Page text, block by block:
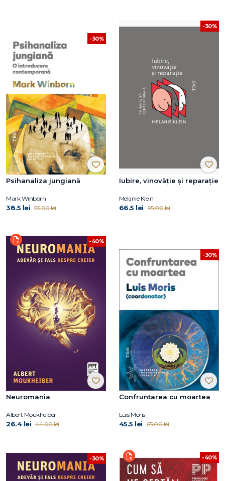
-30%
Psihanaliza jungiană
Mark Winborn
38.5 lei 55.00 lei
-30%
Iubire, vinovăție și reparație
Melanie Klein
66.5 lei 95.00 lei
-40%
Neuromania
Albert Moukheiber
26.4 lei 44.00 lei
-30%
Confruntarea cu moartea
Luis Moris
45.5 lei 65.00 lei
-30% -40%